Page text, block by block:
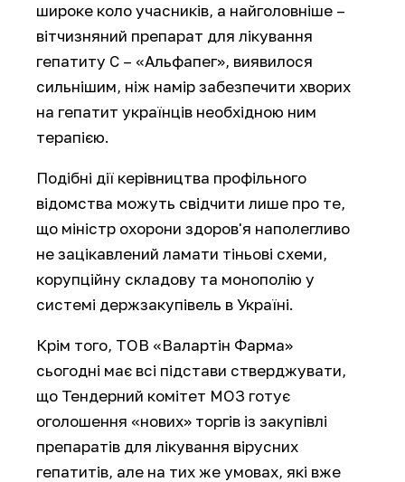
широке коло учасників, а найголовніше –
вітчизняний препарат для лікування
гепатиту С – «Альфапег», виявилося
сильнішим, ніж намір забезпечити хворих
на гепатит українців необхідною ним
терапією.
Подібні дії керівництва профільного
відомства можуть свідчити лише про те,
що міністр охорони здоров'я наполегливо
не зацікавлений ламати тіньові схеми,
корупційну складову та монополію у
системі держзакупівель в Україні.
Крім того, ТОВ «Валартін Фарма»
сьогодні має всі підстави стверджувати,
що Тендерний комітет МОЗ готує
оголошення «нових» торгів із закупівлі
препаратів для лікування вірусних
гепатитів, але на тих же умовах, які вже